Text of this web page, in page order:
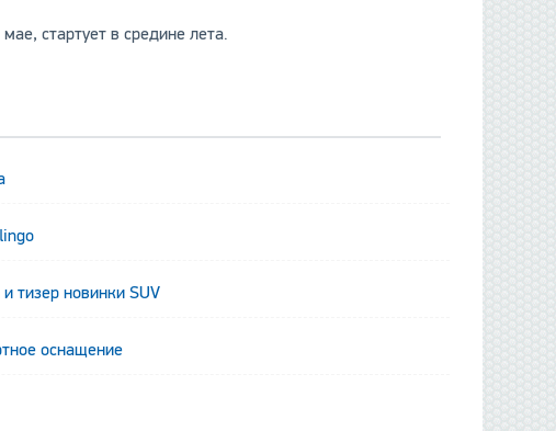
стартует в средине лета.
тизер новинки SUV
оснащение
данные